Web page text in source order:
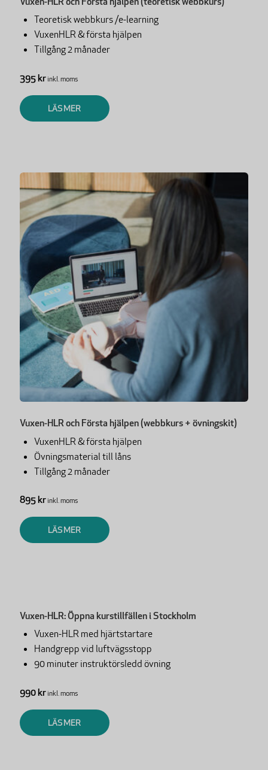
Teoretisk webbkurs /e-learning
VuxenHLR & första hjälpen
Tillgång 2 månader
395 krinkl. moms
LÄS MER
Vuxen-HLR och Första hjälpen (webbkurs + övningskit)
VuxenHLR & första hjälpen
Övningsmaterial till låns
Tillgång 2 månader
895 krinkl. moms
LÄS MER
Vuxen-HLR: Öppna kurstillfällen i Stockholm
Vuxen-HLR med hjärtstartare
Handgrepp vid luftvägsstopp
90 minuter instruktörsledd övning
990 krinkl. moms
LÄS MER